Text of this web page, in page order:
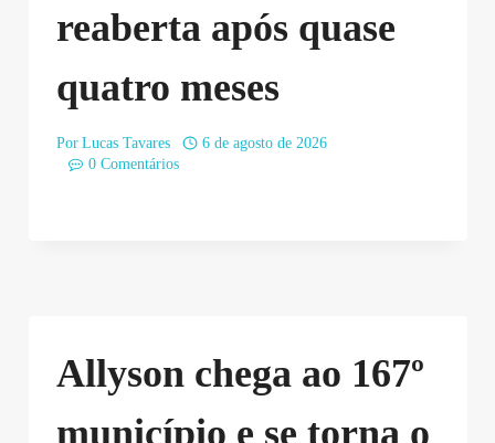
reaberta após quase
quatro meses
Por Lucas Tavares
6 de agosto de 2026
0 Comentários
Allyson chega ao 167º
município e se torna o